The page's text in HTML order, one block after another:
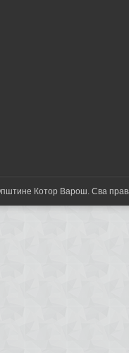
Котор Варош. Сва